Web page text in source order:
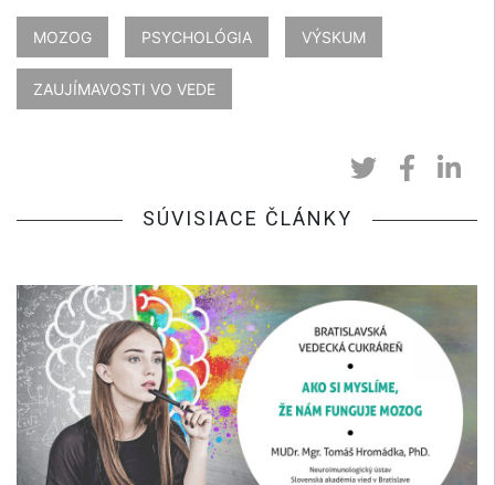
MOZOG PSYCHOLÓGIA VÝSKUM
ZAUJÍMAVOSTI VO VEDE
SÚVISIACE ČLÁNKY